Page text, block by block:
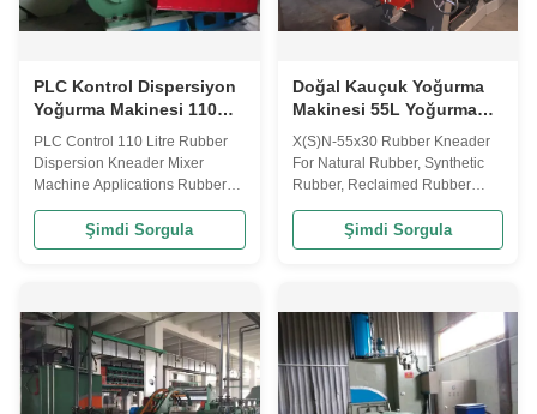
PLC Kontrol Dispersiyon
Yoğurma Makinesi 110
Litre Yoğurma Mikseri
Makinesi
PLC Control 110 Litre Rubber
Dispersion Kneader Mixer
Machine Applications Rubber
Dispersion Kneader machine
ensures homogeneous
compound dispersion, easy
represents techno-economic
achievement. This Rubber
Dispersion Kneader may be
used to combine a ...
Şimdi Sorgula
Doğal Kauçuk Yoğurma
Makinesi 55L Yoğurma
Mikseri Kauçuk Sentetik
Geri Kazanılmış
X(S)N-55x30 Rubber Kneader
For Natural Rubber, Synthetic
Rubber, Reclaimed Rubber
Applications This Rubber
Kneader machine is suitable for
the plastication of rubber and
plastics. It is especially suitable
for middle and small sized
rubber and ...
Şimdi Sorgula